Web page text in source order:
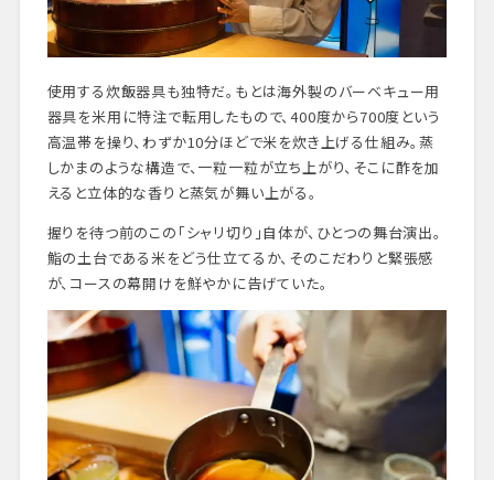
使用する炊飯器具も独特だ。もとは海外製のバーベキュー用
器具を米用に特注で転用したもので、400度から700度という
高温帯を操り、わずか10分ほどで米を炊き上げる仕組み。蒸
しかまのような構造で、一粒一粒が立ち上がり、そこに酢を加
えると立体的な香りと蒸気が舞い上がる。
握りを待つ前のこの「シャリ切り」自体が、ひとつの舞台演出。
鮨の土台である米をどう仕立てるか、そのこだわりと緊張感
が、コースの幕開けを鮮やかに告げていた。